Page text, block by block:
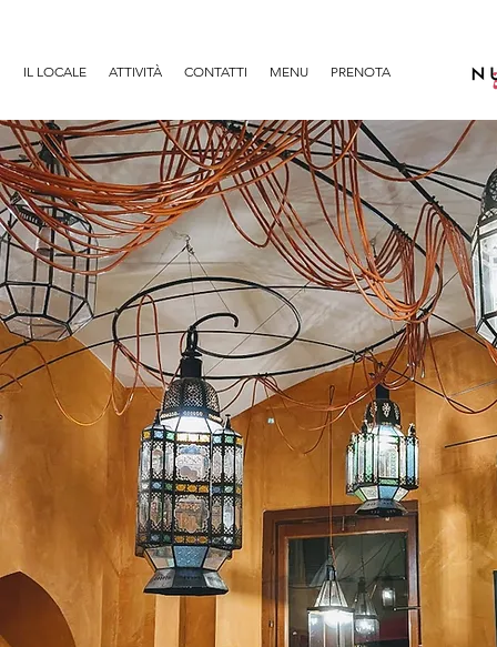
IL LOCALE ATTIVITÀ CONTATTI MENU PRENOTA